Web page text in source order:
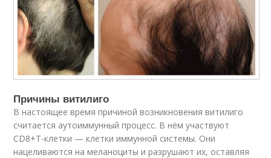
Причины витилиго
В настоящее время причиной возникновения витилиго
считается аутоиммунный процесс. В нём участвуют
CD8+T-клетки — клетки иммунной системы. Они
нацеливаются на меланоциты и разрушают их, оставляя